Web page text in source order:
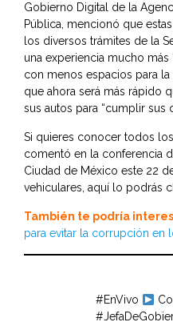
Gobierno Digital de la
Pública, mencionó que
los diversos trámites de la
una experiencia mucho más
con menos espacios para
que ahora será más rápido
sus autos para “cumplir sus
Si quieres conocer todos
comentó en la conferencia
Ciudad de México este 22
vehiculares, aquí lo podrás
También te podría
para evitar la corrupción en
#EnVivo